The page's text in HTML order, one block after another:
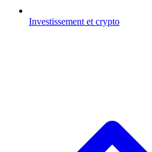
Investissement et crypto